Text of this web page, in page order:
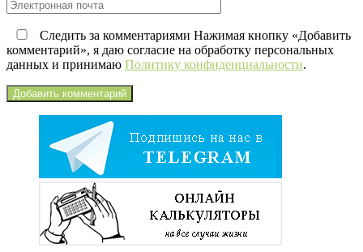
Следить за комментариями Нажимая кнопку «Добавить
комментарий», я даю согласие на обработку персональных
данных и принимаю Политику конфиденциальности.